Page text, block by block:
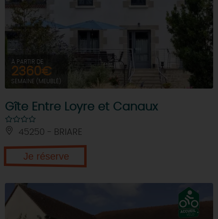
À PARTIR DE
2360€
SEMAINE (MEUBLÉ)
Gîte Entre Loyre et Canaux
45250 - BRIARE
Je réserve